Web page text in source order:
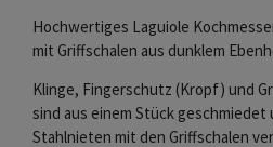
Hochwertiges Laguiole
mit Griffschalen aus dunklem
Klinge, Fingerschutz (Kropf) und
sind aus einem Stück geschmiedet
Stahlnieten mit den Griffschalen